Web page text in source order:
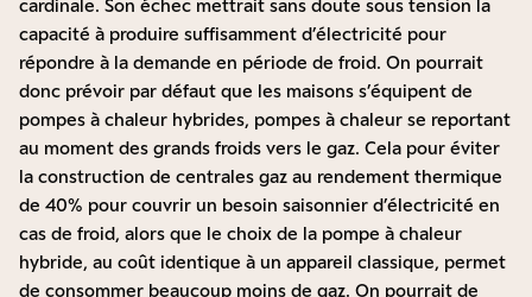
cardinale. Son échec mettrait sans doute sous tension la
capacité à produire suffisamment d’électricité pour
répondre à la demande en période de froid. On pourrait
donc prévoir par défaut que les maisons s’équipent de
pompes à chaleur hybrides, pompes à chaleur se reportant
au moment des grands froids vers le gaz. Cela pour éviter
la construction de centrales gaz au rendement thermique
de 40% pour couvrir un besoin saisonnier d’électricité en
cas de froid, alors que le choix de la pompe à chaleur
hybride, au coût identique à un appareil classique, permet
de consommer beaucoup moins de gaz. On pourrait de